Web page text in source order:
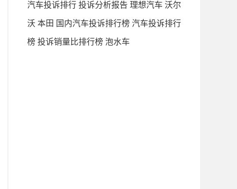
汽车投诉排行 投诉分析报告 理想汽车 沃尔
沃 本田 国内汽车投诉排行榜 汽车投诉排行
榜 投诉销量比排行榜 泡水车